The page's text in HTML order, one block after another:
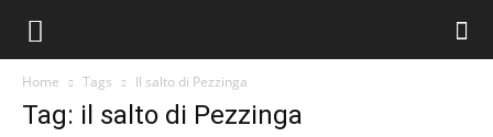
Home Tags Il salto di Pezzinga
Tag: il salto di Pezzinga